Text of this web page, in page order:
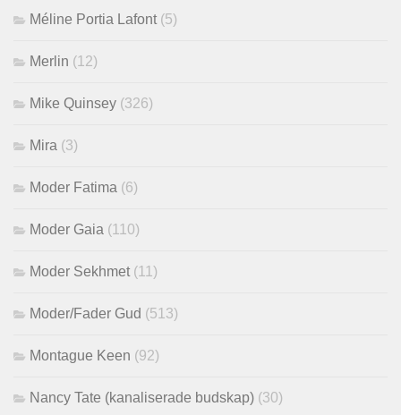
Méline Portia Lafont (5)
Merlin (12)
Mike Quinsey (326)
Mira (3)
Moder Fatima (6)
Moder Gaia (110)
Moder Sekhmet (11)
Moder/Fader Gud (513)
Montague Keen (92)
Nancy Tate (kanaliserade budskap) (30)